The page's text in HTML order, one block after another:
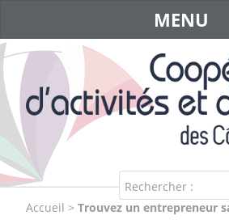
Rechercher :
MENU
Accueil > Trouvez un entrepreneur